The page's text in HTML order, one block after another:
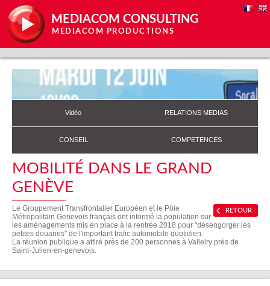
MEDIACOM CONSULTING
MEDIACOM PRODUCTIONS
Vidéo RELATIONS MEDIAS
CONSEIL COMPETENCES
MOBILITÉ DANS LE GRAND
GENÈVE
RETOUR
Le Groupement Transfrontalier Européen et le Pôle
Métropolitain Genevois français ont informé la population sur
les aménagements mis en place à la rentrée 2018 pour "désengorger les
petites douanes" de l'important trafic automobile quotidien.
La réunion publique a attiré près de 200 personnes à Valleiry près de
Saint-Julien-en-genevois.